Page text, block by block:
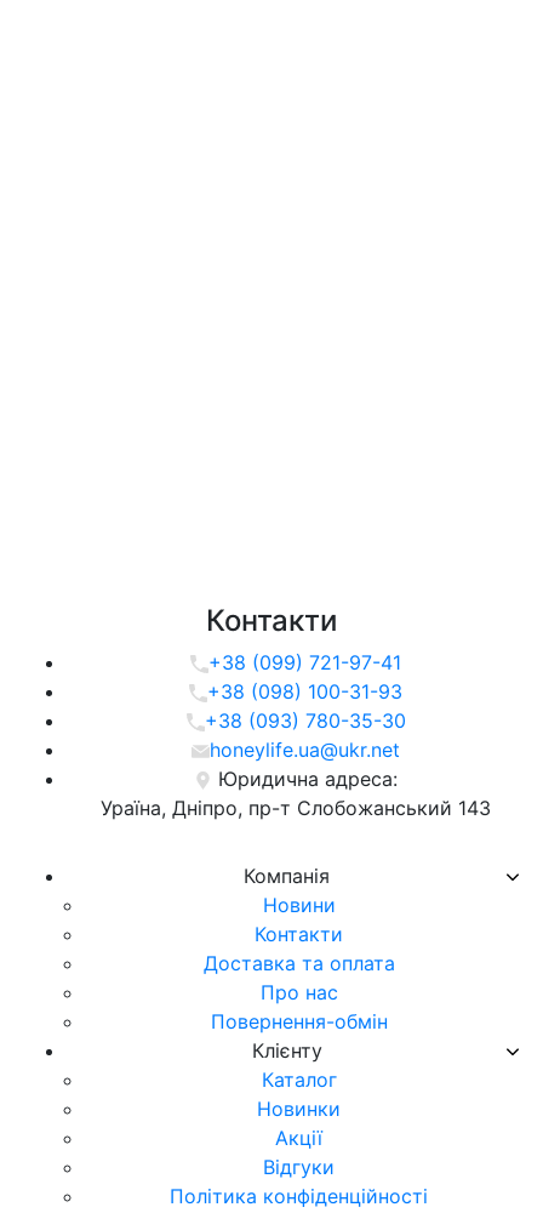
Компанія
Новини
Контакти
Доставка та оплата
Про нас
Повернення-обмін
Клієнту
Каталог
Новинки
Акції
Відгуки
Політика конфіденційності
Контакти
+38 (099) 721-97-41
+38 (098) 100-31-93
+38 (093) 780-35-30
honeylife.ua@ukr.net
Юридична адреса:
Ураїна, Дніпро, пр-т Слобожанський 143